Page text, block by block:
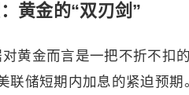
黄金的“双刃剑”
黄金而言是一把不折不扣
联储短期内加息的紧迫预